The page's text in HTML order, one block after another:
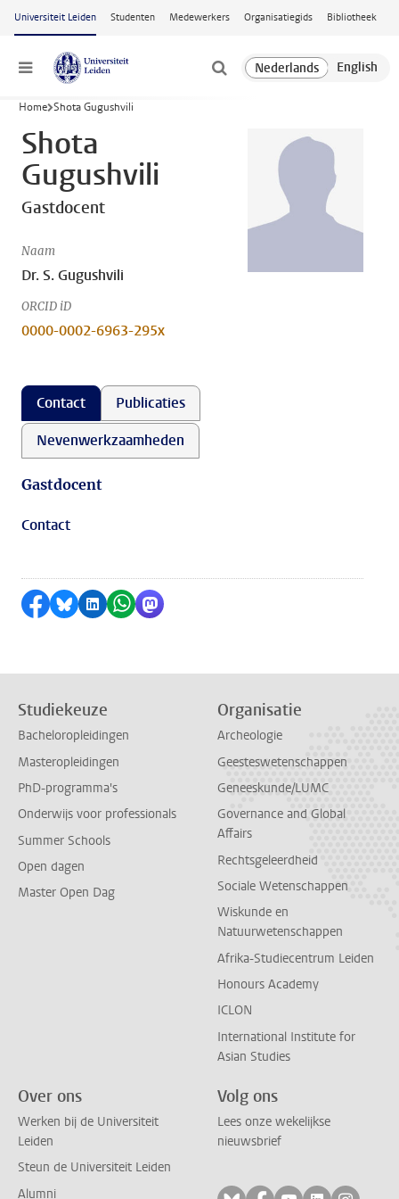
Ga naar hoofdinhoud
Universiteit Leiden Studenten Medewerkers Organisatiegids Bibliotheek
Menu
Home Shota Gugushvili
Shota
Gugushvili
Gastdocent
Naam
Dr. S. Gugushvili
ORCID iD
0000-0002-6963-295x
Contact
Publicaties
Nevenwerkzaamheden
Gastdocent
Contact
Delen op Facebook
Delen via Bluesky
Delen op LinkedIn
Delen via WhatsApp
Delen via Mastodon
Studiekeuze
Bacheloropleidingen
Masteropleidingen
PhD-programma's
Onderwijs voor professionals
Summer Schools
Open dagen
Master Open Dag
Organisatie
Archeologie
Geesteswetenschappen
Geneeskunde/LUMC
Governance and Global
Affairs
Rechtsgeleerdheid
Sociale Wetenschappen
Wiskunde en
Natuurwetenschappen
Afrika-Studiecentrum Leiden
Honours Academy
ICLON
International Institute for
Asian Studies
Over ons
Werken bij de Universiteit
Leiden
Steun de Universiteit Leiden
Alumni
Volg ons
Lees onze wekelijkse
nieuwsbrief